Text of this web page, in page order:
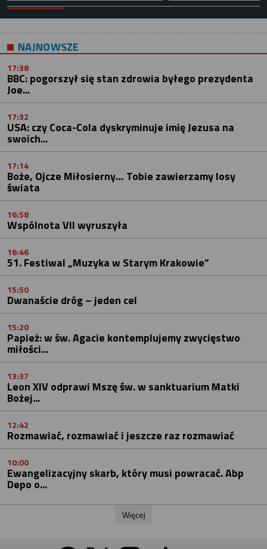
NAJNOWSZE
17:38
BBC: pogorszył się stan zdrowia byłego prezydenta
Joe...
17:32
USA: czy Coca-Cola dyskryminuje imię Jezusa na
swoich...
17:14
Boże, Ojcze Miłosierny… Tobie zawierzamy losy
świata
16:58
Wspólnota VII wyruszyła
16:46
51. Festiwal „Muzyka w Starym Krakowie”
15:50
Dwanaście dróg – jeden cel
15:20
Papież: w św. Agacie kontemplujemy zwycięstwo
miłości...
13:37
Leon XIV odprawi Mszę św. w sanktuarium Matki
Bożej...
12:42
Rozmawiać, rozmawiać i jeszcze raz rozmawiać
10:00
Ewangelizacyjny skarb, który musi powracać. Abp
Depo o...
Więcej